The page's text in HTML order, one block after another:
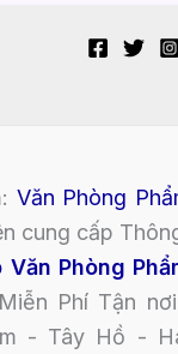
: Văn Phòng
cung cấp
Văn Phòng
Phí Tận
- Tây Hồ -